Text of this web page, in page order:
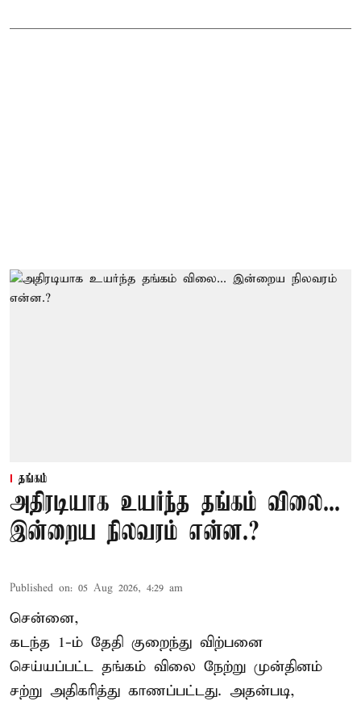
தங்கம்
அதிரடியாக உயர்ந்த தங்கம் விலை...
இன்றைய நிலவரம் என்ன.?
Published on: 05 Aug 2026, 4:29 am
சென்னை,
கடந்த 1-ம் தேதி குறைந்து விற்பனை
செய்யப்பட்ட தங்கம் விலை நேற்று முன்தினம்
சற்று அதிகரித்து காணப்பட்டது. அதன்படி,